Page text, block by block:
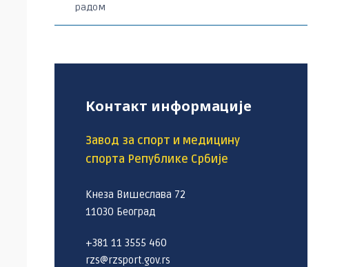
радом
Контакт информације
Завод за спорт и медицину
спорта Републике Србије
Кнеза Вишеслава 72
11030 Београд
+381 11 3555 460
rzs@rzsport.gov.rs